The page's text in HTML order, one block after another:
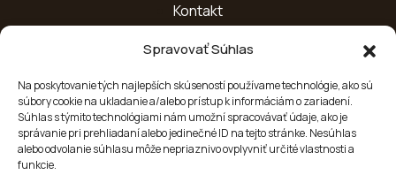
Spravovať Súhlas
Na poskytovanie tých najlepších skúseností používame technológie, ako sú
súbory cookie na ukladanie a/alebo prístup k informáciám o zariadení.
Súhlas s týmito technológiami nám umožní spracovávať údaje, ako je
správanie pri prehliadaní alebo jedinečné ID na tejto stránke. Nesúhlas
alebo odvolanie súhlasu môže nepriaznivo ovplyvniť určité vlastnosti a
funkcie.
Kontakt
Certifikáty
Zásady používania súborov cookie
Sociálne siete